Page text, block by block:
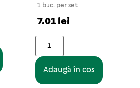
1 buc. per set
7.01 lei
Adaugă în coș